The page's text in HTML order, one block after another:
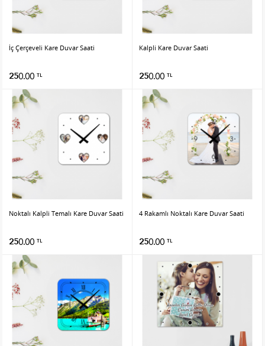
İç Çerçeveli Kare Duvar Saati
250.00 TL
Kalpli Kare Duvar Saati
250.00 TL
Noktalı Kalpli Temalı Kare Duvar Saati
250.00 TL
4 Rakamlı Noktalı Kare Duvar Saati
250.00 TL